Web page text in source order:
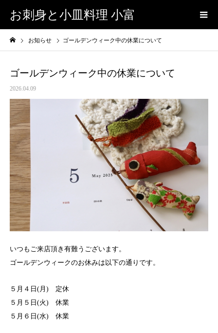
お刺身と小皿料理 小富
お知らせ ゴールデンウィーク中の休業について
ゴールデンウィーク中の休業について
2026.04.09
いつもご来店頂き有難うございます。
ゴールデンウィークのお休みは以下の通りです。
５月４日(月) 定休
５月５日(火) 休業
５月６日(水) 休業